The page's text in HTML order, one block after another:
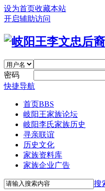
设为首页收藏本站
开启辅助访问
密码
快捷导航
首页BBS
岐阳王家族论坛
岐阳李氏家族历史
寻亲联谊
历史文化
家族资料库
家族企业广告
搜